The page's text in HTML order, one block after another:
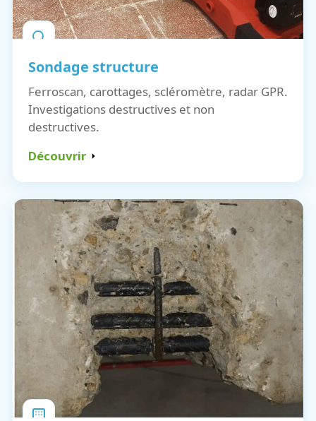
Sondage structure
Ferroscan, carottages, scléromètre, radar GPR.
Investigations destructives et non
destructives.
Découvrir